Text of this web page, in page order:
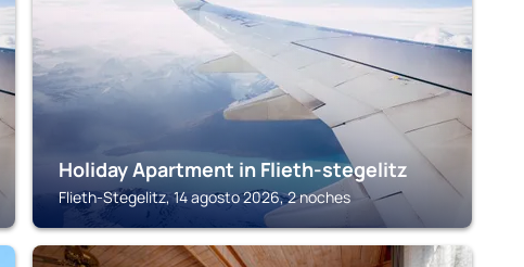
Holiday Apartment in Flieth-stegelitz
Flieth-Stegelitz, 14 agosto 2026, 2 noches